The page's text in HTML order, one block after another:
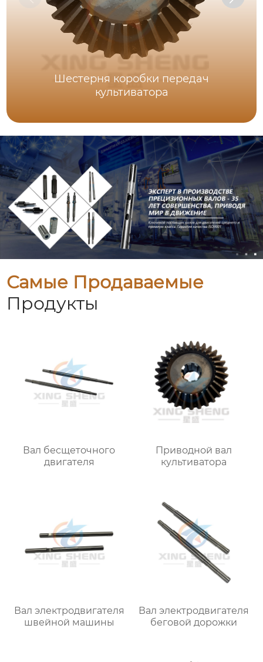
Шестерня коробки передач
культиватора
Самые Продаваемые
Продукты
Вал бесщеточного
двигателя
Приводной вал
культиватора
Вал электродвигателя
швейной машины
Вал электродвигателя
беговой дорожки